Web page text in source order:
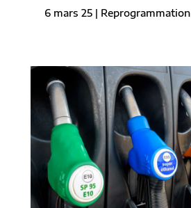
6 mars 25| Reprogrammation